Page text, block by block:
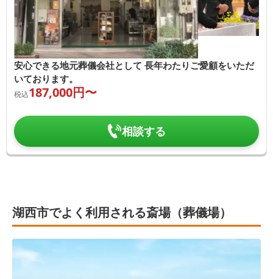
安心できる地元葬儀会社として 長年わたりご愛顧をいただ
いております。
税込187,000円〜
相談する
湖西市でよく利用される斎場（葬儀場）